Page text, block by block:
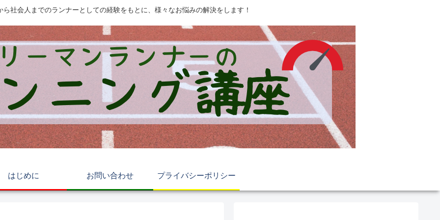
ら社会人までのランナーとしての経験をもとに、様々なお悩みの解決をします！
はじめに お問い合わせ プライバシーポリシー